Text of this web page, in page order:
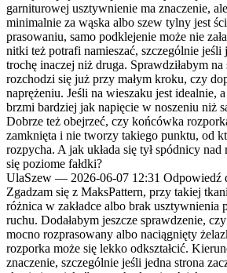
garniturowej usztywnienie ma znaczenie,
minimalnie za wąska albo szew tylny jest
prasowaniu, samo podklejenie może nie
nitki też potrafi namieszać, szczególnie jeśli
trochę inaczej niż druga. Sprawdziłabym
rozchodzi się już przy małym kroku, czy
naprężeniu. Jeśli na wieszaku jest idealnie,
brzmi bardziej jak napięcie w noszeniu niż
Dobrze też obejrzeć, czy końcówka
zamknięta i nie tworzy takiego punktu, od
rozpycha. A jak układa się tył spódnicy
się poziome fałdki?
UlaSzew — 2026-06-07 12:31 Odpowiedź
Zgadzam się z MaksPattern, przy takiej
różnica w zakładce albo brak
ruchu. Dodałabym jeszcze sprawdzenie,
mocno rozprasowany albo naciągnięty
rozporka może się lekko odkształcić.
znaczenie, szczególnie jeśli jedna strona